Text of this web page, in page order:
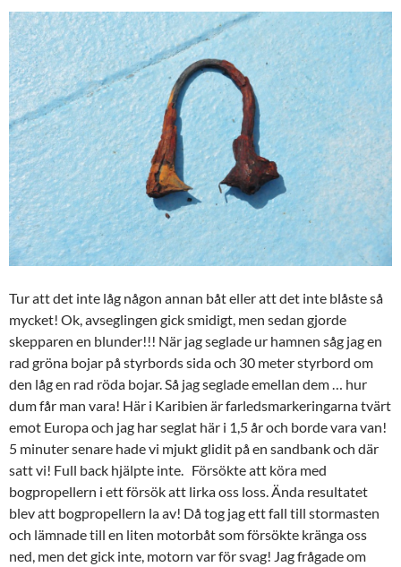
Tur att det inte låg någon annan båt eller att det inte blåste så
mycket! Ok, avseglingen gick smidigt, men sedan gjorde
skepparen en blunder!!! När jag seglade ur hamnen såg jag en
rad gröna bojar på styrbords sida och 30 meter styrbord om
den låg en rad röda bojar. Så jag seglade emellan dem … hur
dum får man vara! Här i Karibien är farledsmarkeringarna tvärt
emot Europa och jag har seglat här i 1,5 år och borde vara van!
5 minuter senare hade vi mjukt glidit på en sandbank och där
satt vi! Full back hjälpte inte. Försökte att köra med
bogpropellern i ett försök att lirka oss loss. Ända resultatet
blev att bogpropellern la av! Då tog jag ett fall till stormasten
och lämnade till en liten motorbåt som försökte kränga oss
ned, men det gick inte, motorn var för svag! Jag frågade om